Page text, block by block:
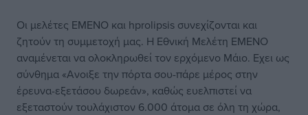
Οι μελέτες ΕΜΕΝΟ και hprolipsis συνεχίζονται και
ζητούν τη συμμετοχή μας. Η Εθνική Μελέτη ΕΜΕΝΟ
αναμένεται να ολοκληρωθεί τον ερχόμενο Μάιο. Εχει ως
σύνθημα «Ανοιξε την πόρτα σου-πάρε μέρος στην
έρευνα-εξετάσου δωρεάν», καθώς ευελπιστεί να
εξεταστούν τουλάχιστον 6.000 άτομα σε όλη τη χώρα,